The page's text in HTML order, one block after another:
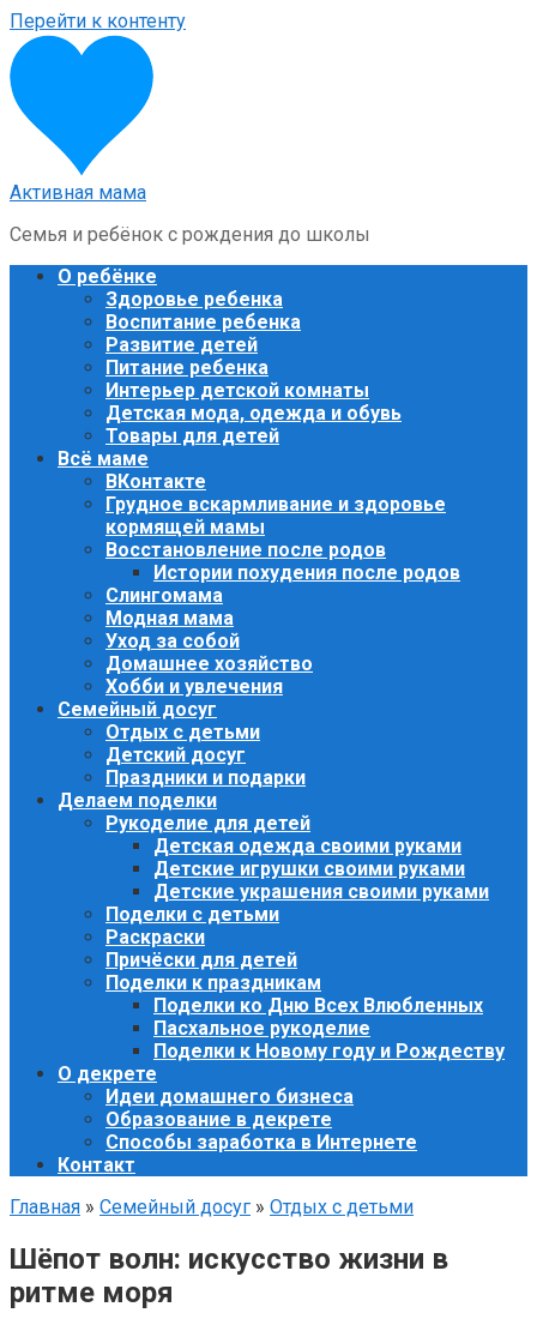
Перейти к контенту
Активная мама
Семья и ребёнок с рождения до школы
О ребёнке
Здоровье ребенка
Воспитание ребенка
Развитие детей
Питание ребенка
Интерьер детской комнаты
Детская мода, одежда и обувь
Товары для детей
Всё маме
ВКонтакте
Грудное вскармливание и здоровье
кормящей мамы
Восстановление после родов
Истории похудения после родов
Слингомама
Модная мама
Уход за собой
Домашнее хозяйство
Хобби и увлечения
Семейный досуг
Отдых с детьми
Детский досуг
Праздники и подарки
Делаем поделки
Рукоделие для детей
Детская одежда своими руками
Детские игрушки своими руками
Детские украшения своими руками
Поделки с детьми
Раскраски
Причёски для детей
Поделки к праздникам
Поделки ко Дню Всех Влюбленных
Пасхальное рукоделие
Поделки к Новому году и Рождеству
О декрете
Идеи домашнего бизнеса
Образование в декрете
Способы заработка в Интернете
Контакт
Главная » Семейный досуг » Отдых с детьми
Шёпот волн: искусство жизни в
ритме моря